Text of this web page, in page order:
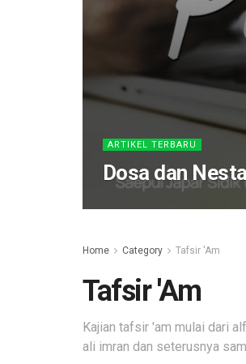
ARTIKEL TERBARU
Dosa dan
Home Category Tafsir 'Am
Tafsir 'Am
Kajian tafsir 'am mulai dari
ali imran dan seterusnya